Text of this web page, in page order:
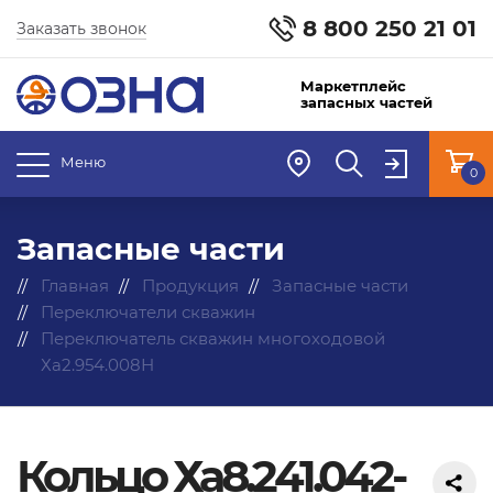
8 800 250 21 01
Заказать звонок
Маркетплейс
запасных частей
Меню
0
Запасные части
Главная Продукция
Запасные части
Переключатели скважин
Переключатель скважин многоходовой
Ха2.954.008Н
Кольцо Ха8.241.042-